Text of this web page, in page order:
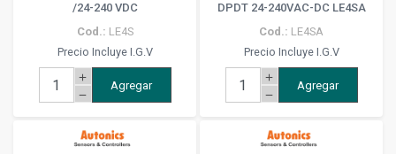
/24-240 VDC
Cod.: LE4S
Precio Incluye I.G.V
add
remove
Agregar
DPDT 24-240VAC-DC LE4SA
Cod.: LE4SA
Precio Incluye I.G.V
add
remove
Agregar